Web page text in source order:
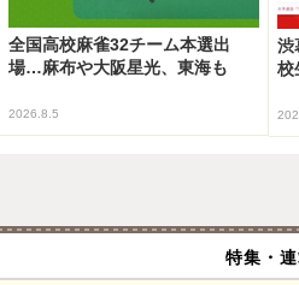
全国高校麻雀32チーム本選出
場…麻布や大阪星光、東海も
2026.8.5
渋
校
特集・